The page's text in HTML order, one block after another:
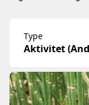
Type
Aktivitet